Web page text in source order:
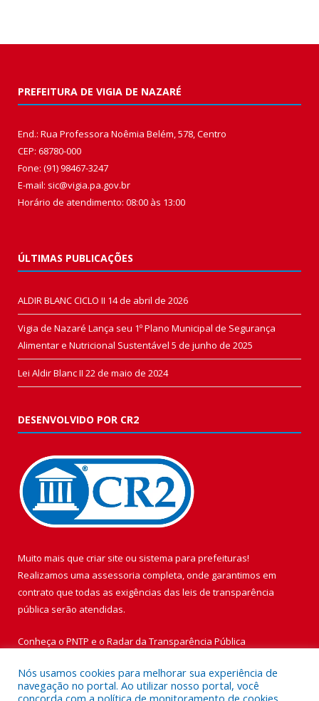
PREFEITURA DE VIGIA DE NAZARÉ
End.: Rua Professora Noêmia Belém, 578, Centro
CEP: 68780-000
Fone: (91) 98467-3247
E-mail: sic@vigia.pa.gov.br
Horário de atendimento: 08:00 às 13:00
ÚLTIMAS PUBLICAÇÕES
ALDIR BLANC CICLO II 14 de abril de 2026
Vigia de Nazaré Lança seu 1º Plano Municipal de Segurança
Alimentar e Nutricional Sustentável 5 de junho de 2025
Lei Aldir Blanc II 22 de maio de 2024
DESENVOLVIDO POR CR2
Muito mais que criar site ou sistema para prefeituras!
Realizamos uma assessoria completa, onde garantimos em
contrato que todas as exigências das leis de transparência
pública serão atendidas.
Conheça o PNTP e o Radar da Transparência Pública
Nós usamos cookies para melhorar sua experiência de
navegação no portal. Ao utilizar nosso portal, você
concorda com a política de monitoramento de cookies.